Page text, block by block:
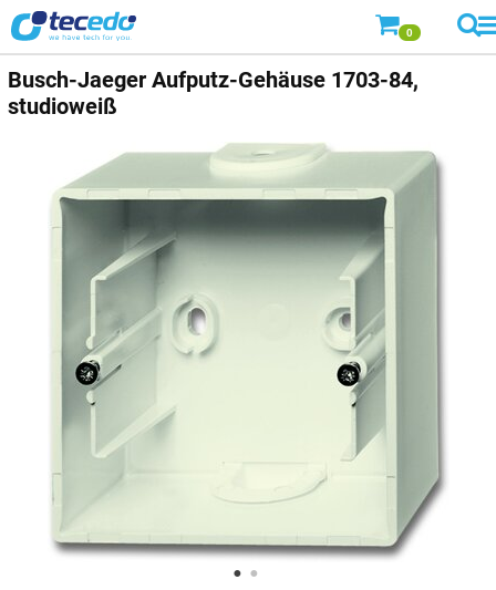
0
Busch-Jaeger Aufputz-Gehäuse 1703-84,
studioweiß